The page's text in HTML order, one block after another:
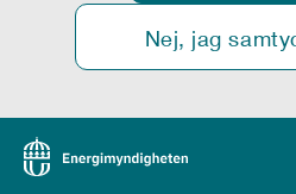
Nej, jag